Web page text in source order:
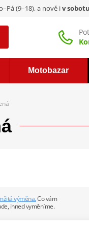
(9–18), a nově iv sobotu
Motobazar
výměna.Co vám
ihned vyměníme.